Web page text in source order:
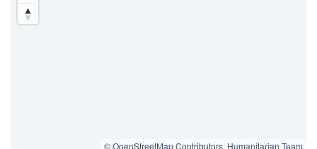
© OpenStreetMap Contributors, Humanitarian Team